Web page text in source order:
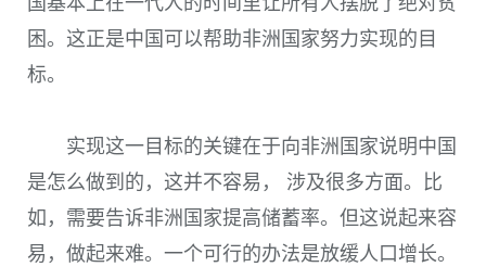
困。这正是中国可以帮助非洲国家努力实现的目
标。
实现这一目标的关键在于向非洲国家说明中国
是怎么做到的，这并不容易， 涉及很多方面。比
如，需要告诉非洲国家提高储蓄率。但这说起来容
易，做起来难。一个可行的办法是放缓人口增长。